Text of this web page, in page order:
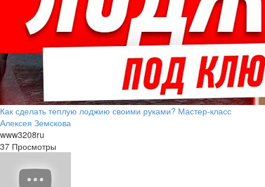
Как сделать теплую лоджию своими руками? Мастер-класс
Алексея Земскова
www3208ru
37 Просмотры